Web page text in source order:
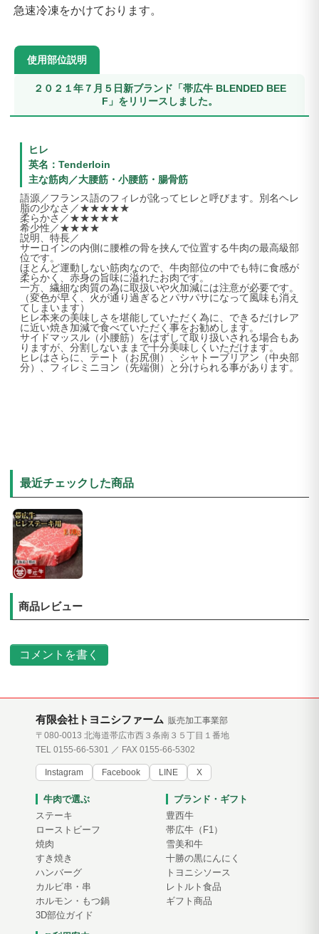
急速冷凍をかけております。
使用部位説明
２０２１年７月５日新ブランド「帯広牛 BLENDED BEE
F」をリリースしました。
ヒレ
英名：Tenderloin
主な筋肉／大腰筋・小腰筋・腸骨筋
語源／フランス語のフィレが訛ってヒレと呼びます。別名ヘレ
脂の少なさ／★★★★★
柔らかさ／★★★★★
希少性／★★★★
説明、特長／
サーロインの内側に腰椎の骨を挟んで位置する牛肉の最高級部
位です。
ほとんど運動しない筋肉なので、牛肉部位の中でも特に食感が
柔らかく、赤身の旨味に溢れたお肉です。
一方、繊細な肉質の為に取扱いや火加減には注意が必要です。
（変色が早く、火が通り過ぎるとパサパサになって風味も消え
てしまいます）
ヒレ本来の美味しさを堪能していただく為に、できるだけレア
に近い焼き加減で食べていただく事をお勧めします。
サイドマッスル（小腰筋）をはずして取り扱いされる場合もあ
りますが、分割しないままで十分美味しくいただけます。
ヒレはさらに、テート（お尻側）、シャトーブリアン（中央部
分）、フィレミニヨン（先端側）と分けられる事があります。
最近チェックした商品
商品レビュー
コメントを書く
有限会社トヨニシファーム 販売加工事業部
〒080-0013 北海道帯広市西３条南３５丁目１番地
TEL 0155-66-5301 ／ FAX 0155-66-5302
Instagram Facebook LINE X
牛肉で選ぶ
ステーキ
ローストビーフ
焼肉
すき焼き
ハンバーグ
カルビ串・串
ホルモン・もつ鍋
3D部位ガイド
ブランド・ギフト
豊西牛
帯広牛（F1）
雪美和牛
十勝の黒にんにく
トヨニシソース
レトルト食品
ギフト商品